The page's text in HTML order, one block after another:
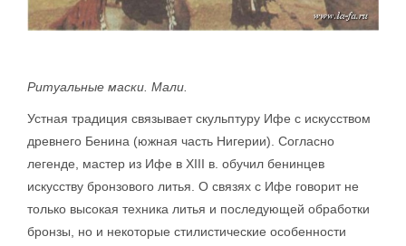
Ритуальные маски. Мали.
Устная традиция связывает скульптуру Ифе с искусством
древнего Бенина (южная часть Нигерии). Согласно
легенде, мастер из Ифе в XIII в. обучил бенинцев
искусству бронзового литья. О связях с Ифе говорит не
только высокая техника литья и последующей обработки
бронзы, но и некоторые стилистические особенности